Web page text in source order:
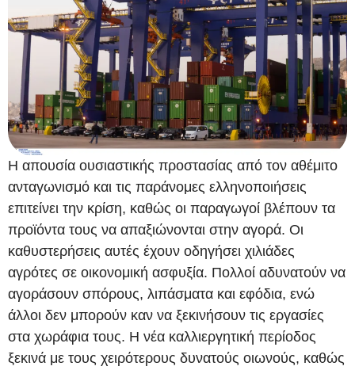
Η απουσία ουσιαστικής προστασίας από τον αθέμιτο
ανταγωνισμό και τις παράνομες ελληνοποιήσεις
επιτείνει την κρίση, καθώς οι παραγωγοί βλέπουν τα
προϊόντα τους να απαξιώνονται στην αγορά. Οι
καθυστερήσεις αυτές έχουν οδηγήσει χιλιάδες
αγρότες σε οικονομική ασφυξία. Πολλοί αδυνατούν να
αγοράσουν σπόρους, λιπάσματα και εφόδια, ενώ
άλλοι δεν μπορούν καν να ξεκινήσουν τις εργασίες
στα χωράφια τους. Η νέα καλλιεργητική περίοδος
ξεκινά με τους χειρότερους δυνατούς οιωνούς, καθώς